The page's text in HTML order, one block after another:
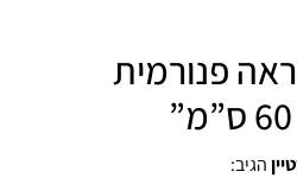
פנורמית
”
הגיב: